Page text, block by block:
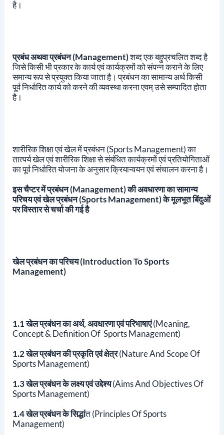
है।
प्रबंध अथवा प्रबंधन (Management)शब्द एक बहुप्रचलित शब्द है
जिसे किसी भी प्रकार के कार्य एवं कार्यक्रमों को संपन्न कराने के लिए
समान्य रूप से प्रयुक्त किया जाता है।प्रबंधन का सामान्य अर्थ किसी
पूर्व निर्धारित कार्य को करने की व्यवस्था करना एवम् उसे सम्पादित होता
है।
शारीरिक शिक्षा एवं खेल में प्रबंधन (Sports Management) का
तात्पर्य खेल एवं शारीरिक शिक्षा से संबंधित कार्यक्रमों एवं प्रतियोगिताओं
का पूर्व निर्धारित योजना के अनुसार क्रियान्वयन एवं संचालन करना है।
इस चैप्टर में प्रबंधन (Management) की अवधारणा का सामान्य
परिचय एवं खेल प्रबंधन (Sports Management) के मूलभूत बिंदुओं
पर विस्तार से चर्चा की गई है
खेल प्रबंधन का परिचय (Introduction To Sports
Management)
1.1 खेल प्रबंधन का अर्थ, अवधारणा एवं परिभाषाएं(Meaning,
Concept & Definition Of Sports Management)
1.2 खेल प्रबंधन की प्रकृति एवं क्षेत्र(Nature And Scope Of
Sports Management)
1.3 खेल प्रबंधन के लक्ष्य एवं उद्देश्य(Aims And Objectives Of
Sports Management)
1.4 खेल प्रबंधन के सिद्धांत (Principles Of Sports
Management)